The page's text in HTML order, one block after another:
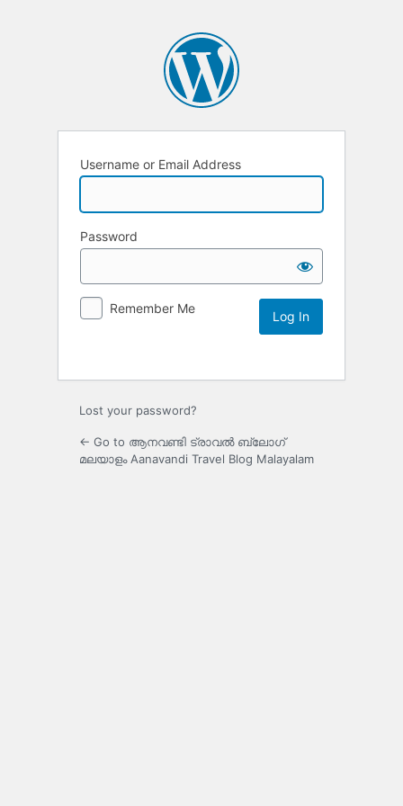
Username or Email Address
Password
Remember Me
Lost your password?
← Go to ആനവണ്ടി ട്രാവൽ ബ്ലോഗ്
മലയാളം Aanavandi Travel Blog Malayalam